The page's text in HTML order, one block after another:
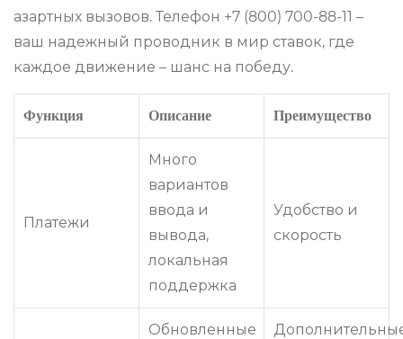
азартных вызовов. Телефон +7 (800) 700-88-11 –
ваш надежный проводник в мир ставок, где
каждое движение – шанс на победу.
Функция Описание Преимущество
Платежи
Много
вариантов
ввода и
вывода,
локальная
поддержка
Удобство и
скорость
Обновленные